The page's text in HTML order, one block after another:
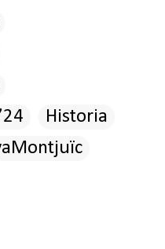
Historia